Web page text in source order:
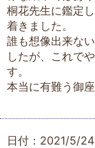
桐花先生に鑑定
着きました。
誰も想像出来な
したが、これで
す。
本当に有難う御
日付：2021/5/24